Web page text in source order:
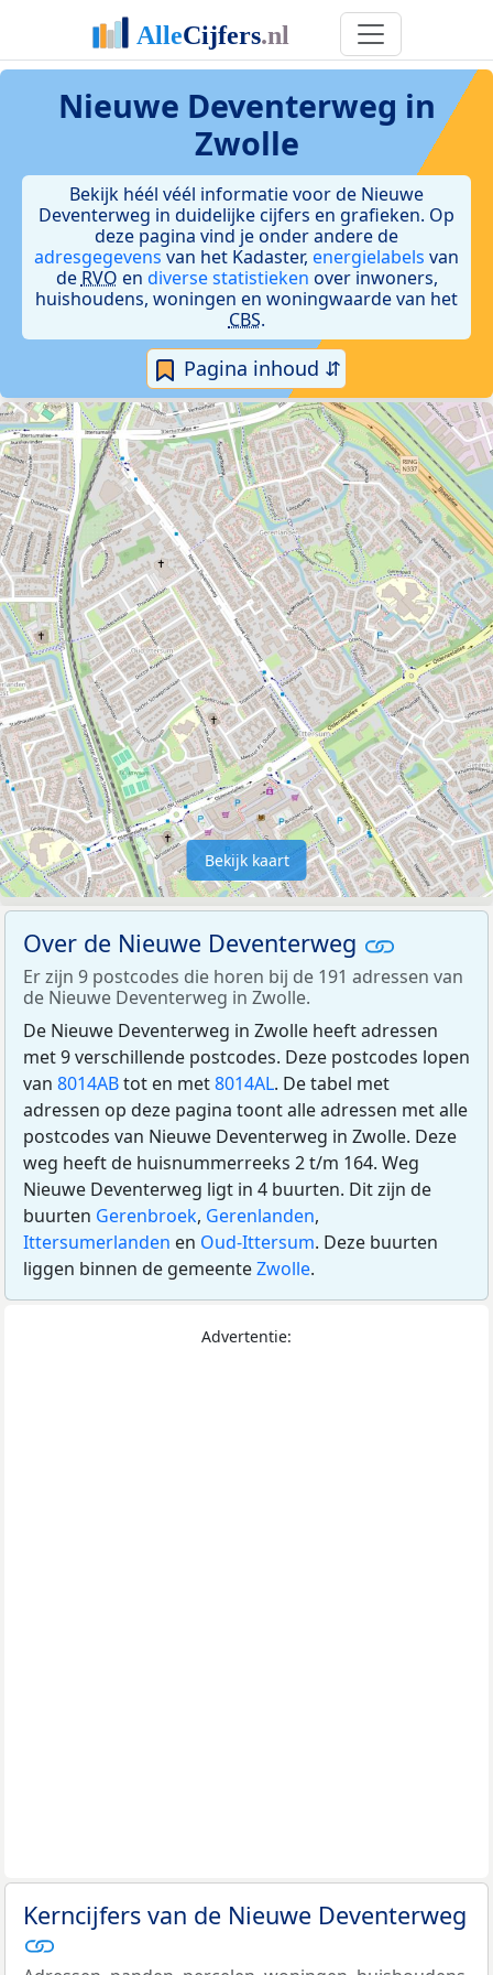
Nieuwe Deventerweg in
Zwolle
Bekijk héél véél informatie voor de Nieuwe
Deventerweg in duidelijke cijfers en grafieken. Op
deze pagina vind je onder andere de
adresgegevens van het Kadaster, energielabels van
de RVO en diverse statistieken over inwoners,
huishoudens, woningen en woningwaarde van het
CBS.
Pagina inhoud ⇵
Bekijk kaart
Over de Nieuwe Deventerweg
Er zijn 9 postcodes die horen bij de 191 adressen van
de Nieuwe Deventerweg in Zwolle.
De Nieuwe Deventerweg in Zwolle heeft adressen
met 9 verschillende postcodes. Deze postcodes lopen
van 8014ABtot en met8014AL. De tabel met
adressen op deze pagina toont alle adressen met alle
postcodes van Nieuwe Deventerweg in Zwolle. Deze
weg heeft de huisnummerreeks 2 t/m 164. Weg
Nieuwe Deventerweg ligt in 4 buurten. Dit zijn de
buurten Gerenbroek, Gerenlanden,
Ittersumerlanden en Oud-Ittersum. Deze buurten
liggen binnen de gemeenteZwolle.
Advertentie:
Kerncijfers van de Nieuwe Deventerweg